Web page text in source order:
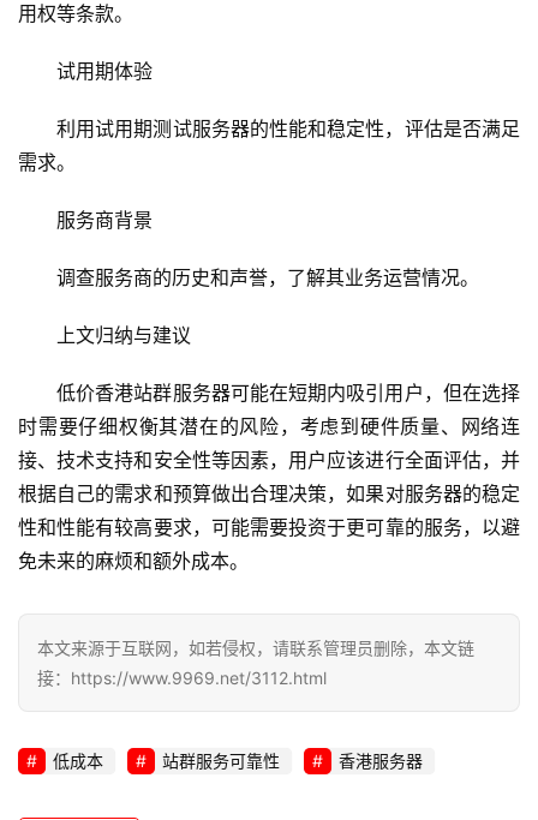
站
络
运
维
用权等条款。
试用期体验
利用试用期测试服务器的性能和稳定性，评估是否满足
需求。
服务商背景
调查服务商的历史和声誉，了解其业务运营情况。
上文归纳与建议
低价香港站群服务器可能在短期内吸引用户，但在选择
时需要仔细权衡其潜在的风险，考虑到硬件质量、网络连
接、技术支持和安全性等因素，用户应该进行全面评估，并
根据自己的需求和预算做出合理决策，如果对服务器的稳定
性和性能有较高要求，可能需要投资于更可靠的服务，以避
免未来的麻烦和额外成本。
本文来源于互联网，如若侵权，请联系管理员删除，本文链
接：https://www.9969.net/3112.html
低成本 站群服务可靠性 香港服务器